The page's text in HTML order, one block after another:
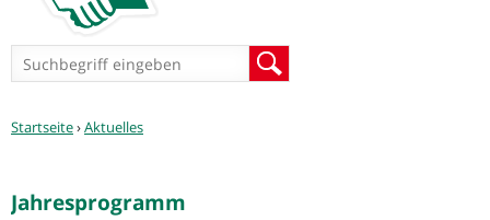
Suchformular
Sie
Startseite›Aktuelles
Jahresprogramm